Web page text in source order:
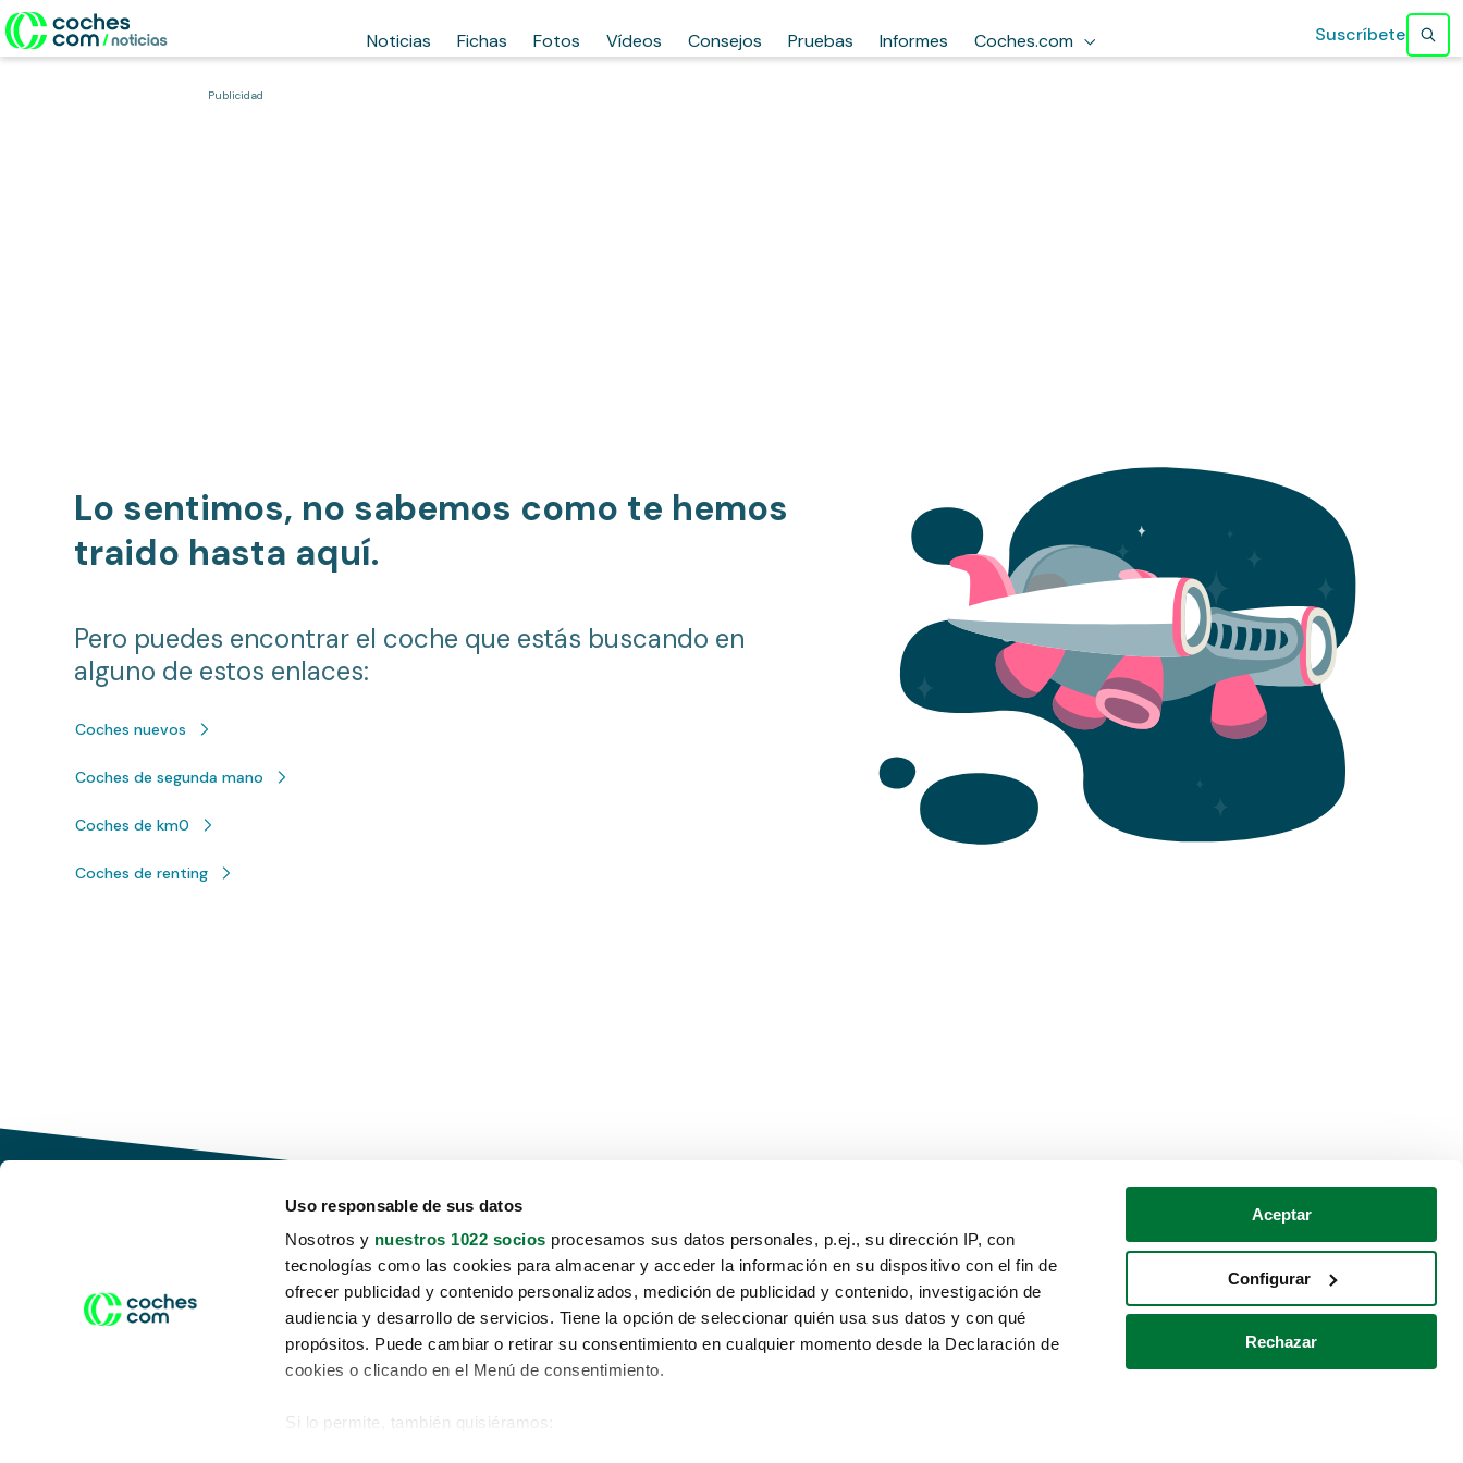
Uso responsable de sus datos
Nosotros y nuestros 1022 socios procesamos sus datos personales, p.ej., su dirección IP, con
tecnologías como las cookies para almacenar y acceder la información en su dispositivo con el fin de
ofrecer publicidad y contenido personalizados, medición de publicidad y contenido, investigación de
audiencia y desarrollo de servicios. Tiene la opción de seleccionar quién usa sus datos y con qué
propósitos. Puede cambiar o retirar su consentimiento en cualquier momento desde la Declaración de
cookies o clicando en el Menú de consentimiento.
Si lo permite, también quisiéramos:
Aceptar
Configurar
Rechazar
Noticias Fichas Fotos Vídeos Consejos Pruebas Informes Coches.com Suscríbete
Publicidad
Lo sentimos, no sabemos como te hemos
traido hasta aquí.
Pero puedes encontrar el coche que estás buscando en
alguno de estos enlaces:
Coches nuevos
Coches de segunda mano
Coches de km0
Coches de renting
Conduce tu futuro,
desata tu movilidad